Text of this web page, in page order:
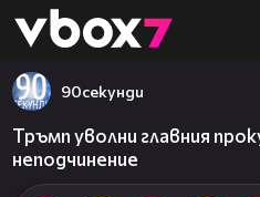
👾
90секунди
Тръмп уволни главния
неподчинение